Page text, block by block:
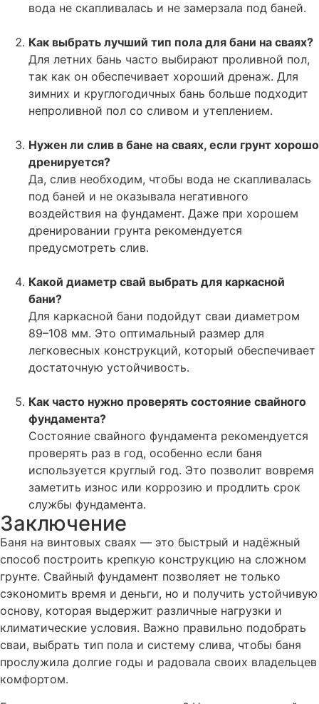
вода не скапливалась и не замерзала под баней.
Как выбрать лучший тип пола для бани на сваях?
Для летних бань часто выбирают проливной пол,
так как он обеспечивает хороший дренаж. Для
зимних и круглогодичных бань больше подходит
непроливной пол со сливом и утеплением.
Нужен ли слив в бане на сваях, если грунт хорошо
дренируется?
Да, слив необходим, чтобы вода не скапливалась
под баней и не оказывала негативного
воздействия на фундамент. Даже при хорошем
дренировании грунта рекомендуется
предусмотреть слив.
Какой диаметр свай выбрать для каркасной
бани?
Для каркасной бани подойдут сваи диаметром
89–108 мм. Это оптимальный размер для
легковесных конструкций, который обеспечивает
достаточную устойчивость.
Как часто нужно проверять состояние свайного
фундамента?
Состояние свайного фундамента рекомендуется
проверять раз в год, особенно если баня
используется круглый год. Это позволит вовремя
заметить износ или коррозию и продлить срок
службы фундамента.
Заключение
Баня на винтовых сваях — это быстрый и надёжный
способ построить крепкую конструкцию на сложном
грунте. Свайный фундамент позволяет не только
сэкономить время и деньги, но и получить устойчивую
основу, которая выдержит различные нагрузки и
климатические условия. Важно правильно подобрать
сваи, выбрать тип пола и систему слива, чтобы баня
прослужила долгие годы и радовала своих владельцев
комфортом.